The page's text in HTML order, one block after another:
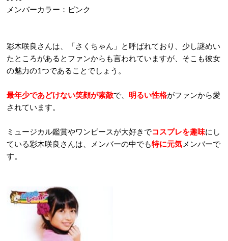
メンバーカラー：ピンク
彩木咲良さんは、「さくちゃん」と呼ばれており、少し謎めい
たところがあるとファンからも言われていますが、そこも彼女
の魅力の1つであることでしょう。
最年少であどけない笑顔が素敵で、 明るい性格がファンから愛
されています。
ミュージカル鑑賞やワンピースが大好きでコスプレを趣味にし
ている彩木咲良さんは、メンバーの中でも特に元気 メンバーで
す。